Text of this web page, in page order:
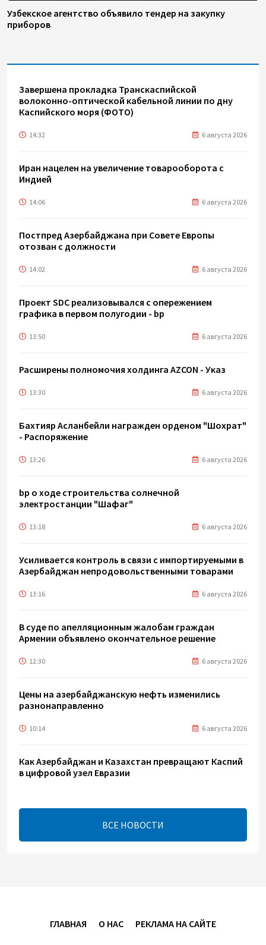
Узбекское агентство объявило тендер на закупку
приборов
Завершена прокладка Транскаспийской
волоконно-оптической кабельной линии по дну
Каспийского моря (ФОТО)
14:32 6 августа 2026
Иран нацелен на увеличение товарооборота с
Индией
14:06 6 августа 2026
Постпред Азербайджана при Совете Европы
отозван с должности
14:02 6 августа 2026
Проект SDC реализовывался с опережением
графика в первом полугодии - bp
13:50 6 августа 2026
Расширены полномочия холдинга AZCON - Указ
13:30 6 августа 2026
Бахтияр Асланбейли награжден орденом "Шохрат"
- Распоряжение
13:26 6 августа 2026
bp о ходе строительства солнечной
электростанции "Шафаг"
13:18 6 августа 2026
Усиливается контроль в связи с импортируемыми в
Азербайджан непродовольственными товарами
13:16 6 августа 2026
В суде по апелляционным жалобам граждан
Армении объявлено окончательное решение
12:30 6 августа 2026
Цены на азербайджанскую нефть изменились
разнонаправленно
10:14 6 августа 2026
Как Азербайджан и Казахстан превращают Каспий
в цифровой узел Евразии
По итогам июля годовая инфляция в Казахстане
снизилась до 10,2%
ВСЕ НОВОСТИ
ГЛАВНАЯ О НАС РЕКЛАМА НА САЙТЕ